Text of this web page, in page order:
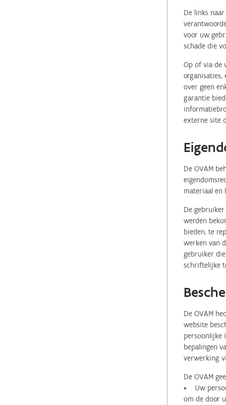
De links
voor uw
schade die
Op of via de
organisaties,
over geen
garantie
externe site
De OVAM
materiaal en
De
werden
bieden, te
werken van
gebruiker
schriftelijke
De OVAM
website
persoonlijke
bepalingen
verwerking
De OVAM
• Uw
om de door